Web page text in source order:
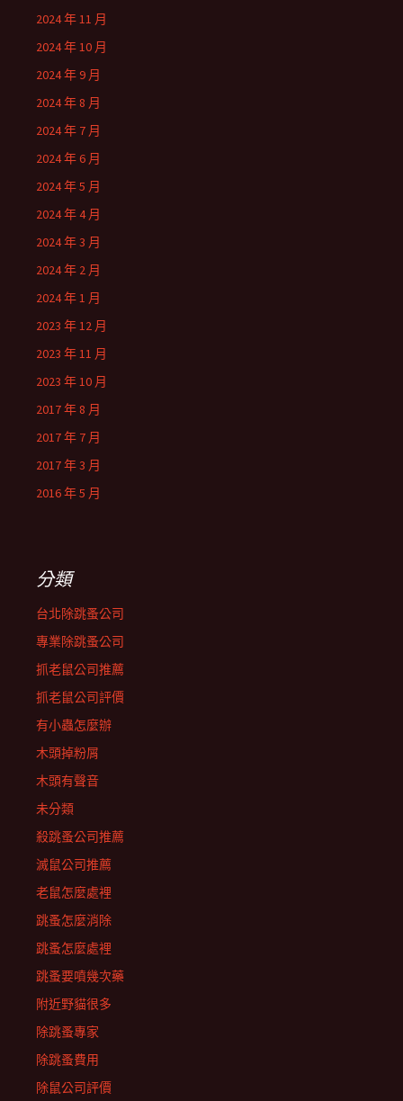
2024 年 11 月
2024 年 10 月
2024 年 9 月
2024 年 8 月
2024 年 7 月
2024 年 6 月
2024 年 5 月
2024 年 4 月
2024 年 3 月
2024 年 2 月
2024 年 1 月
2023 年 12 月
2023 年 11 月
2023 年 10 月
2017 年 8 月
2017 年 7 月
2017 年 3 月
2016 年 5 月
分類
台北除跳蚤公司
專業除跳蚤公司
抓老鼠公司推薦
抓老鼠公司評價
有小蟲怎麼辦
木頭掉粉屑
木頭有聲音
未分類
殺跳蚤公司推薦
滅鼠公司推薦
老鼠怎麼處裡
跳蚤怎麼消除
跳蚤怎麼處裡
跳蚤要噴幾次藥
附近野貓很多
除跳蚤專家
除跳蚤費用
除鼠公司評價